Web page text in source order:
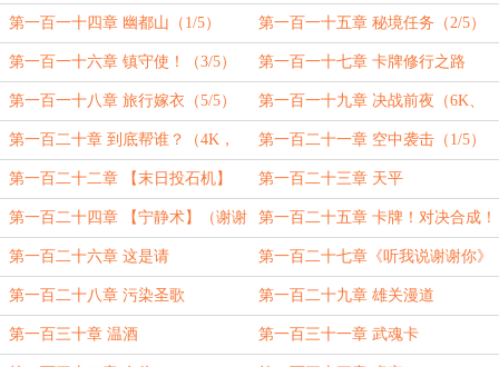
第一百一十四章 幽都山（1/5） 第一百一十五章 秘境任务（2/5）
第一百一十六章 镇守使！（3/5） 第一百一十七章 卡牌修行之路
（4/5）
第一百一十八章 旅行嫁衣（5/5）
谢谢采蘑菇的莴笋老板
第一百一十九章 决战前夜（6K、
1/2）
第一百二十章 到底帮谁？（4K，
2/2）
第一百二十一章 空中袭击（1/5）
第一百二十二章 【末日投石机】
（2/5）
第一百二十三章 天平
第一百二十四章 【宁静术】（谢谢
北冥妖老板的10000起点币！）
第一百二十五章 卡牌！对决合成！
第一百二十六章 这是请 第一百二十七章《听我说谢谢你》
第一百二十八章 污染圣歌 第一百二十九章 雄关漫道
第一百三十章 温酒 第一百三十一章 武魂卡